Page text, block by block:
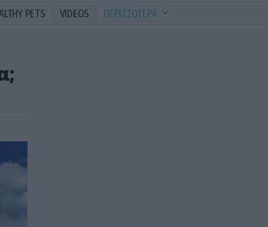
PETS VIDEOS ΠΕΡΙΣΣΟΤΕΡΑ